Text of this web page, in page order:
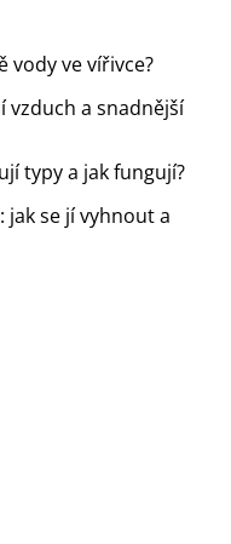
vody ve vířivce?
vzduch a snadnější
typy a jak fungují?
jak se jí vyhnout a